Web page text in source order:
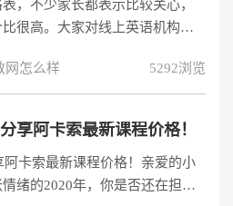
，不少家长都表示比较关心，
很高。大家对线上英语机构的
语价格表也彻底引起了我对它
阿卡索亲子英语价格表的事
英语，外贸英语，日常口语，
英语，综合英语等等，还有私
习者的个性化需求，提
网怎么样 5292浏览
享阿卡索最新课程价格！
阿卡索最新课程价格！亲爱的小
绪的2020年，你是否还在担心